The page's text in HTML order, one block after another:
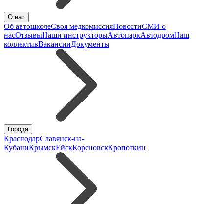
О нас
Об автошколеСвоя медкомиссияНовостиСМИ о
насОтзывыНаши инструкторыАвтопаркАвтодромНаш
коллективВакансииДокументы
Города
КраснодарСлавянск-на-
КубаниКрымскЕйскКореновскКропоткин